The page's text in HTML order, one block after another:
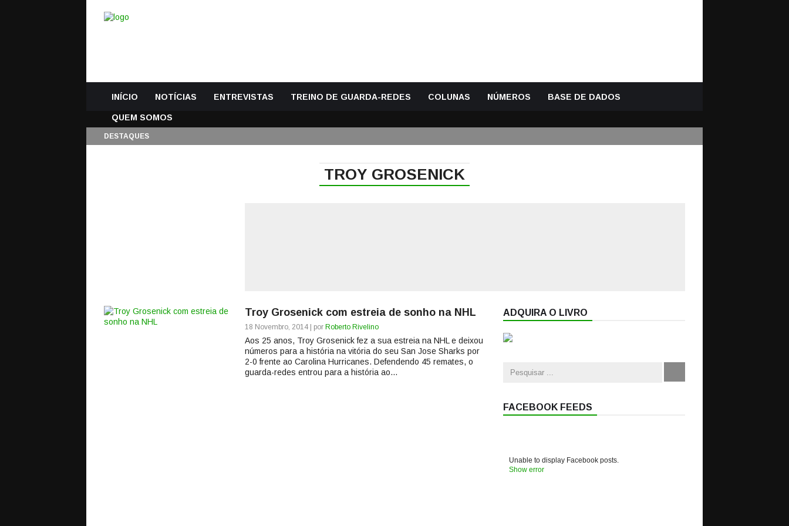
INÍCIO NOTÍCIAS ENTREVISTAS TREINO DE GUARDA-REDES COLUNAS NÚMEROS BASE DE DADOS
QUEM SOMOS
DESTAQUES
TROY GROSENICK
Troy Grosenick com estreia de sonho na NHL
18 Novembro, 2014 | por Roberto Rivelino
Aos 25 anos, Troy Grosenick fez a sua estreia na NHL e deixou
números para a história na vitória do seu San Jose Sharks por
2-0 frente ao Carolina Hurricanes. Defendendo 45 remates, o
guarda-redes entrou para a história ao...
ADQUIRA O LIVRO
FACEBOOK FEEDS
Unable to display Facebook posts.
Show error